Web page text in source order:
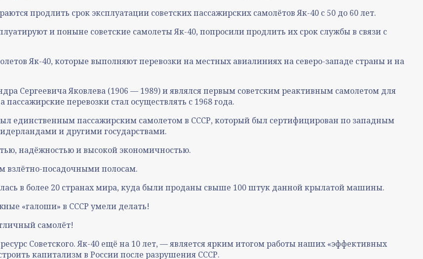
продлить срок эксплуатации советских пассажирских самолётов Як-40 с 50 до 60 лет.
и поныне советские самолеты Як-40, попросили продлить их срок службы в связи с
Як-40, которые выполняют перевозки на местных авиалиниях на северо-западе страны и на
Сергеевича Яковлева (1906 — 1989) и являлся первым советским реактивным самолетом для
перевозки стал осуществлять с 1968 года.
единственным пассажирским самолетом в СССР, который был сертифицирован по западным
и другими государствами.
надёжностью и высокой экономичностью.
взлётно-посадочными полосам.
в более 20 странах мира, куда были проданы свыше 100 штук данной крылатой машины.
«галоши» в СССР умели делать!
самолёт!
Советского. Як-40 ещё на 10 лет, — является ярким итогом работы наших «эффективных
капитализм в России после разрушения СССР.